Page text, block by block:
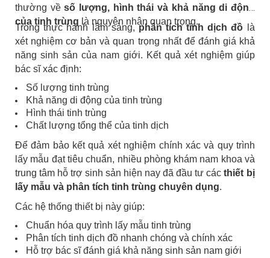
thường về số lượng, hình thái và khả năng di động
của tinh trùng là nguyên nhân quan trọng.
Trong thực hành lâm sàng,phân tích tinh dịch đồ là
xét nghiệm cơ bản và quan trọng nhất để đánh giá khả
năng sinh sản của nam giới. Kết quả xét nghiệm giúp
bác sĩ xác định:
Số lượng tinh trùng
Khả năng di động của tinh trùng
Hình thái tinh trùng
Chất lượng tổng thể của tinh dịch
Để đảm bảo kết quả xét nghiệm chính xác và quy trình
lấy mẫu đạt tiêu chuẩn, nhiều phòng khám nam khoa và
trung tâm hỗ trợ sinh sản hiện nay đã đầu tư các thiết bị
lấy mẫu và phân tích tinh trùng chuyên dụng.
Các hệ thống thiết bị này giúp:
Chuẩn hóa quy trình lấy mẫu tinh trùng
Phân tích tinh dịch đồ nhanh chóng và chính xác
Hỗ trợ bác sĩ đánh giá khả năng sinh sản nam giới